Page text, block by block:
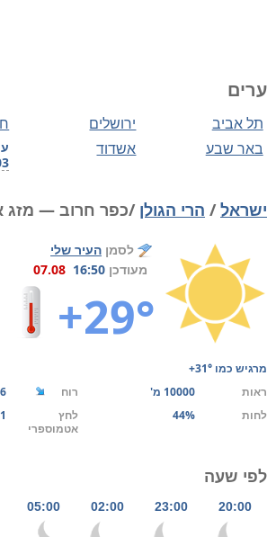
ערים
ירושלים תל אביב
אשדוד באר שבע
ישראל/ הרי הגולן /כפר חרוב — מזג
לסמן העיר שלי
מעודכן 16:50
07.08
+29°
מרגיש כמו +31°
ראות
10000 מ' רוח
לחות
44%
לחץ
אטמוספרי
לפי שעה
20:00
23:00
02:00
05:00